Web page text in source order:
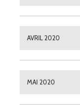
AVRIL 2020
MAI 2020